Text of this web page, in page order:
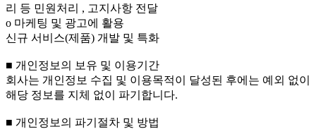
리 등 민원처리 , 고지사항 전달
ο 마케팅 및 광고에 활용
신규 서비스(제품) 개발 및 특화
■ 개인정보의 보유 및 이용기간
회사는 개인정보 수집 및 이용목적이 달성된 후에는 예외 없이
해당 정보를 지체 없이 파기합니다.
■ 개인정보의 파기절차 및 방법